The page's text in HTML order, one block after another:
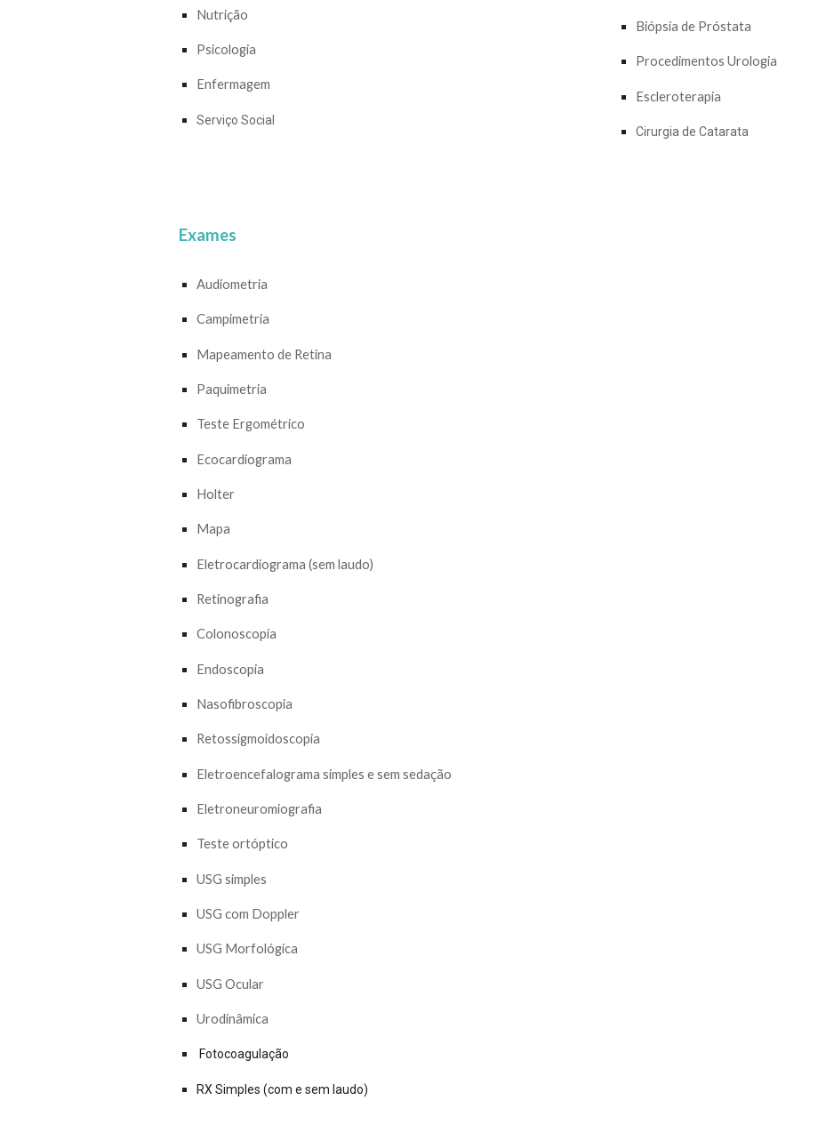
Nutrição
Psicologia
Enfermagem
Serviço Social
Biópsia de Próstata
Procedimentos Urologia
Escleroterapia
Cirurgia de Catarata
Exames
Audiometria
Campimetria
Mapeamento de Retina
Paquimetria
Teste Ergométrico
Ecocardiograma
Holter
Mapa
Eletrocardiograma (sem laudo)
Retinografia
Colonoscopia
Endoscopia
Nasofibroscopia
Retossigmoidoscopia
Eletroencefalograma simples esemsedação
Eletroneuromiografia
Teste ortóptico
USG simples
USG com Doppler
USG Morfológica
USG Ocular
Urodinâmica
Fotocoagulação
RX Simples (com e sem laudo)